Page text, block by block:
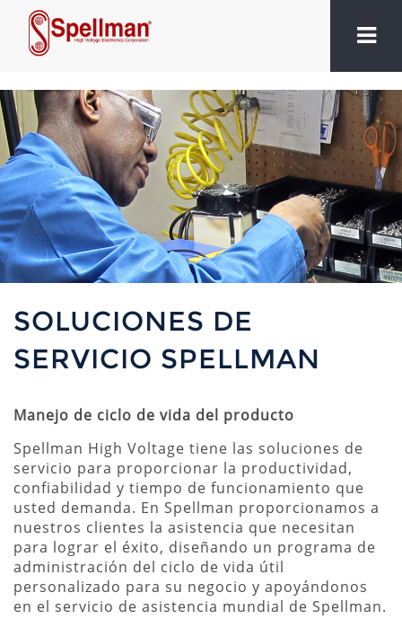
SOLUCIONES DE
SERVICIO SPELLMAN
Manejo de ciclo de vida del producto
Spellman High Voltage tiene las soluciones de
servicio para proporcionar la productividad,
confiabilidad y tiempo de funcionamiento que
usted demanda. En Spellman proporcionamos a
nuestros clientes la asistencia que necesitan
para lograr el éxito, diseñando un programa de
administración del ciclo de vida útil
personalizado para su negocio y apoyándonos
en el servicio de asistencia mundial de Spellman.